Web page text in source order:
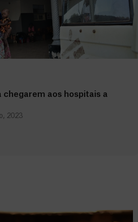
chegarem aos hospitais a
2023